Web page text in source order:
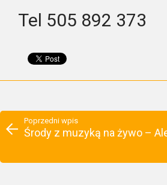
Tel 505 892 373
Poprzedni wpis
Środy z muzyką na żywo –